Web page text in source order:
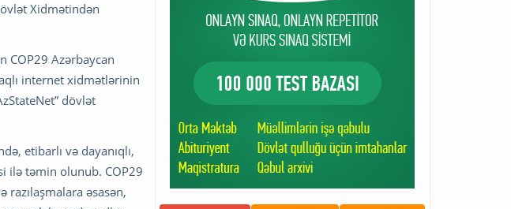
Xidmətindən
COP29 Azərbaycan
internet xidmətlərinin
dövlət
etibarlı və dayanıqlı,
ilə təmin olunub. COP29
əsasən,